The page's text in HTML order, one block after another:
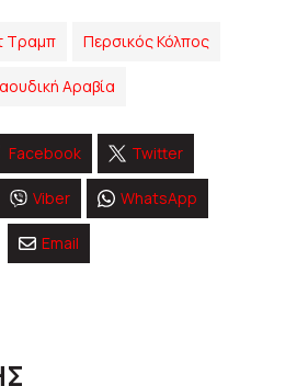
Τραμπ Περσικός Κόλπος
Αραβία
Facebook Twitter
Viber WhatsApp
Email